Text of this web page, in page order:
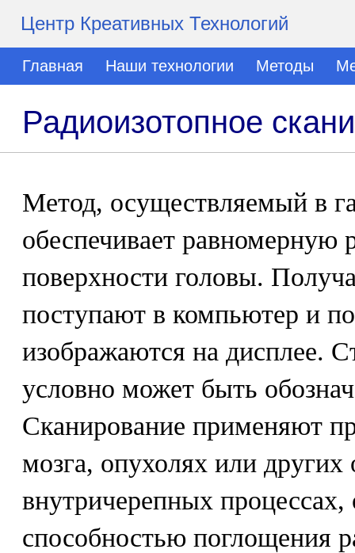
Центр Креативных Технологий
Главная Наши технологии Методы
Радиоизотопное
Метод, осуществляемый в
обеспечивает равномерную
поверхности головы.
поступают в компьютер и
изображаются на дисплее.
условно может быть
Сканирование применяют
мозга, опухолях или
внутричерепных
способностью поглощения